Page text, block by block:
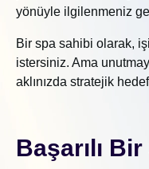
yönüyle ilgilenmeniz
Bir spa sahibi olarak,
istersiniz. Ama
aklınızda stratejik
Başarılı